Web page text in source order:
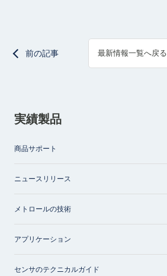
前の記事 最新情報一覧へ戻る
実績製品
商品サポート
ニュースリリース
メトロールの技術
アプリケーション
センサのテクニカルガイド